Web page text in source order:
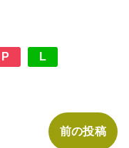
P L
前の投稿